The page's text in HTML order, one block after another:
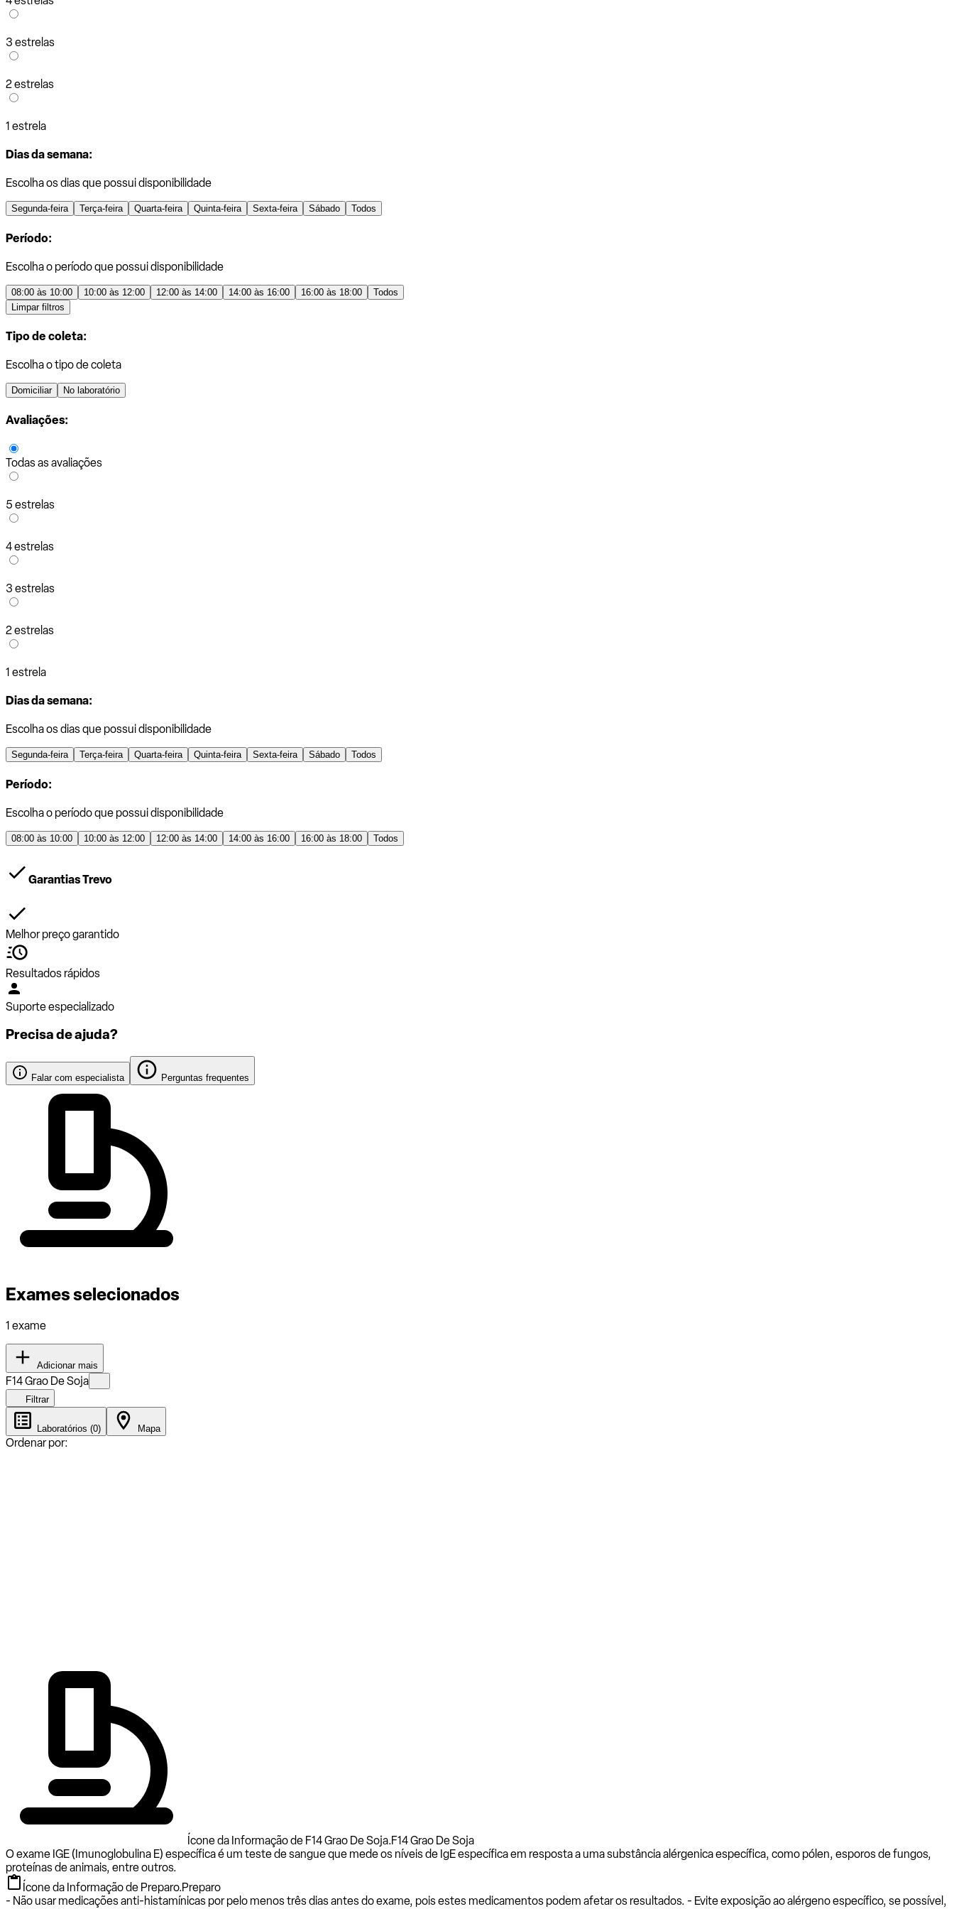
3 estrelas
2 estrelas
1 estrela
Dias da semana:
Escolha os dias que possui disponibilidade
Segunda-feira Terça-feira Quarta-feira Quinta-feira Sexta-feira Sábado Todos
Período:
Escolha o período que possui disponibilidade
08:00 às 10:00 10:00 às 12:00 12:00 às 14:00 14:00 às 16:00 16:00 às 18:00
Todos
Limpar filtros
Tipo de coleta:
Escolha o tipo de coleta
Domiciliar No laboratório
Avaliações:
Todas as avaliações
5 estrelas
4 estrelas
3 estrelas
2 estrelas
1 estrela
Dias da semana:
Escolha os dias que possui disponibilidade
Segunda-feira Terça-feira Quarta-feira Quinta-feira Sexta-feira Sábado Todos
Período:
Escolha o período que possui disponibilidade
08:00 às 10:00 10:00 às 12:00 12:00 às 14:00 14:00 às 16:00 16:00 às 18:00 Todos
Garantias Trevo
Melhor preço garantido
Resultados rápidos
Suporte especializado
Precisa de ajuda?
Falar com especialista Perguntas frequentes
Exames selecionados
1 exame
Adicionar mais
F14 Grao De Soja
Filtrar
Laboratórios (0) Mapa
Ordenar por:
Ícone da Informação de F14 Grao De Soja.F14 Grao De Soja
O exame IGE (Imunoglobulina E) específica é um teste de sangue que mede os níveis de IgE específica em resposta a uma substância alérgenica específica, como pólen, esporos de fungos,
proteínas de animais, entre outros.
Ícone da Informação de Preparo.Preparo
- Não usar medicações anti-histamínicas por pelo menos três dias antes do exame, pois estes medicamentos podem afetar os resultados. - Evite exposição ao alérgeno específico, se possível,